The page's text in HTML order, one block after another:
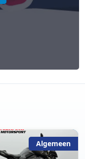
Algemeen